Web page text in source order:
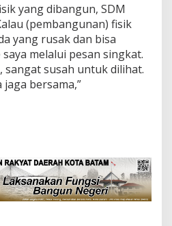
yang dibangun, SDM
(pembangunan) fisik
yang rusak dan bisa
melalui pesan singkat.
sangat susah untuk dilihat.
bersama,”